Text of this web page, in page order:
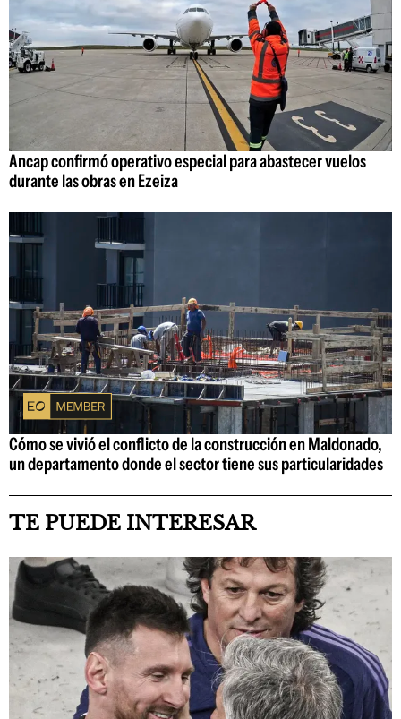
Ancap confirmó operativo especial para abastecer vuelos
durante las obras en Ezeiza
Cómo se vivió el conflicto de la construcción en Maldonado,
un departamento donde el sector tiene sus particularidades
TE PUEDE INTERESAR